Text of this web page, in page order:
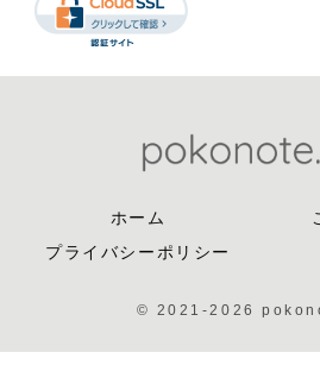
ホーム
プライバシーポリシー
© 2021-2026